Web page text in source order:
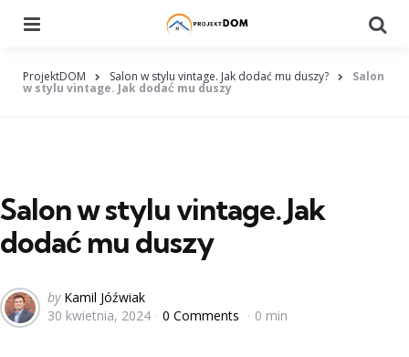
ProjektDOM Salon w stylu vintage. Jak dodać mu duszy? Salon
w stylu vintage. Jak dodać mu duszy
Salon w stylu vintage. Jak
dodać mu duszy
Posted
by
by Kamil Jóźwiak
30 kwietnia, 2024
0 Comments 0 min